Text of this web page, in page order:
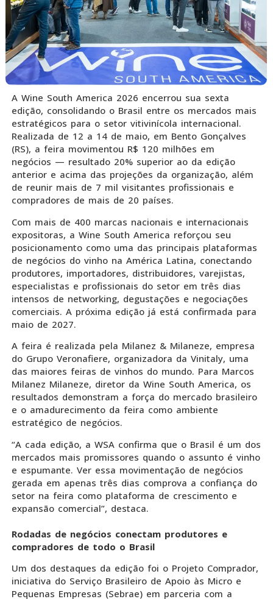
A Wine South America 2026 encerrou sua sexta
edição, consolidando o Brasil entre os mercados mais
estratégicos para o setor vitivinícola internacional.
Realizada de 12 a 14 de maio, em Bento Gonçalves
(RS), a feira movimentou R$ 120 milhões em
negócios — resultado 20% superior ao da edição
anterior e acima das projeções da organização, além
de reunir mais de 7 mil visitantes profissionais e
compradores de mais de 20 países.
Com mais de 400 marcas nacionais e internacionais
expositoras, a Wine South America reforçou seu
posicionamento como uma das principais plataformas
de negócios do vinho na América Latina, conectando
produtores, importadores, distribuidores, varejistas,
especialistas e profissionais do setor em três dias
intensos de networking, degustações e negociações
comerciais. A próxima edição já está confirmada para
maio de 2027.
A feira é realizada pela Milanez & Milaneze, empresa
do Grupo Veronafiere, organizadora da Vinitaly, uma
das maiores feiras de vinhos do mundo. Para Marcos
Milanez Milaneze, diretor da Wine South America, os
resultados demonstram a força do mercado brasileiro
e o amadurecimento da feira como ambiente
estratégico de negócios.
“A cada edição, a WSA confirma que o Brasil é um dos
mercados mais promissores quando o assunto é vinho
e espumante. Ver essa movimentação de negócios
gerada em apenas três dias comprova a confiança do
setor na feira como plataforma de crescimento e
expansão comercial”, destaca.
Rodadas de negócios conectam produtores e
compradores de todo o Brasil
Um dos destaques da edição foi o Projeto Comprador,
iniciativa do Serviço Brasileiro de Apoio às Micro e
Pequenas Empresas (Sebrae) em parceria com a